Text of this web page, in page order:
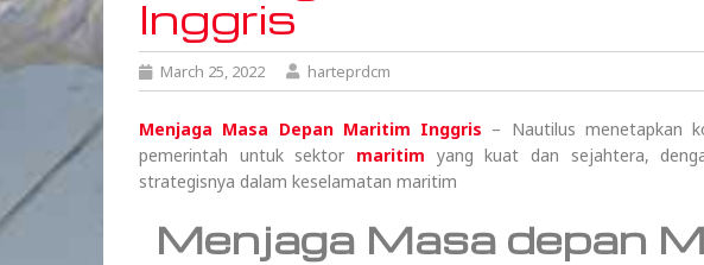
Inggris
March 25, 2022 harteprdcm
Menjaga Masa Depan Maritim Inggris – Nautilus menetapkan
pemerintah untuk sektor maritim yang kuat dan sejahtera,
strategisnya dalam keselamatan maritim
Menjaga Masa depan